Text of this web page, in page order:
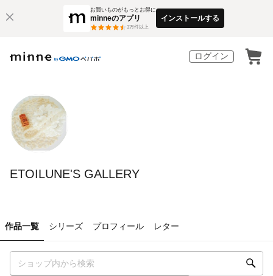
お買いものがもっとお得に
minneのアプリ
3万件以上
インストールする
ログイン
ETOILUNE'S GALLERY
作品一覧 シリーズ プロフィール レター